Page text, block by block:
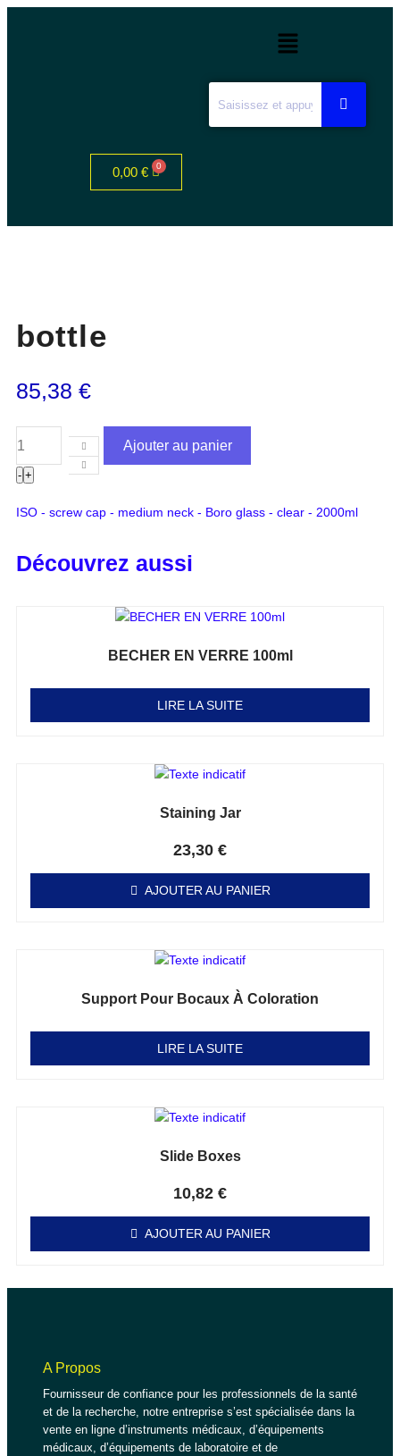
0,00 €
bottle
85,38 €
- +
Ajouter au panier
ISO - screw cap - medium neck - Boro glass - clear - 2000ml
Découvrez aussi
BECHER EN VERRE 100ml
LIRE LA SUITE
Staining Jar
23,30 €
AJOUTER AU PANIER
Support Pour Bocaux À Coloration
LIRE LA SUITE
Slide Boxes
10,82 €
AJOUTER AU PANIER
A Propos
Fournisseur de confiance pour les professionnels de la santé
et de la recherche, notre entreprise s’est spécialisée dans la
vente en ligne d’instruments médicaux, d’équipements
médicaux, d’équipements de laboratoire et de